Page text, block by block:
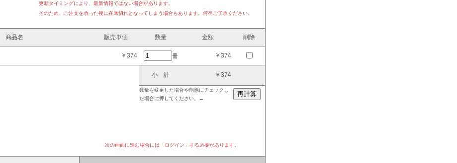
更新タイミングにより、最新情報ではない場合があります。
そのため、ご注文を承った後に在庫切れとなってしまう場合もあります。何卒ご了承ください。
商品名 販売単価 数量 金額 削除
￥374 冊 ￥374
小 計 ￥374
数量を変更した場合や削除にチェックし
た場合に押してください。→
次の画面に進む場合には「ログイン」する必要があります。